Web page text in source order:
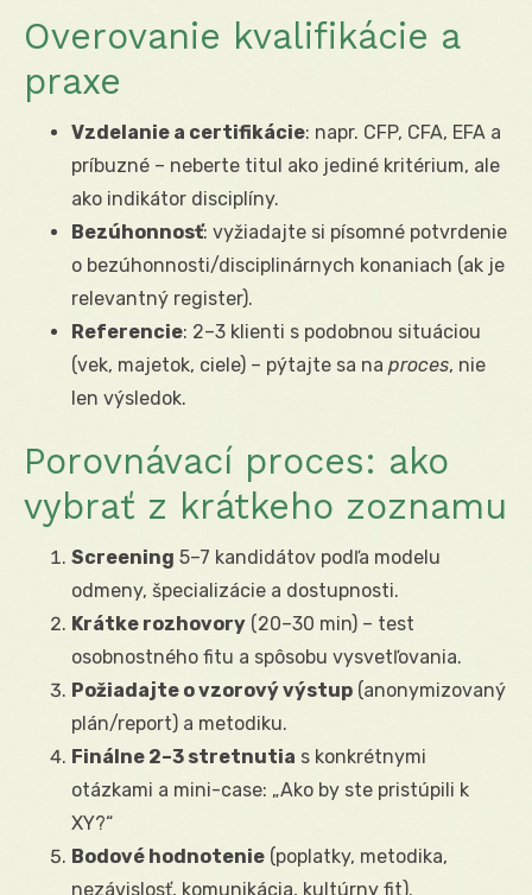
Overovanie kvalifikácie a
praxe
Vzdelanie a certifikácie: napr. CFP, CFA, EFA a
príbuzné – neberte titul ako jediné kritérium, ale
ako indikátor disciplíny.
Bezúhonnosť: vyžiadajte si písomné potvrdenie
o bezúhonnosti/disciplinárnych konaniach (ak je
relevantný register).
Referencie: 2–3 klienti s podobnou situáciou
(vek, majetok, ciele) – pýtajte sa na proces, nie
len výsledok.
Porovnávací proces: ako
vybrať z krátkeho zoznamu
Screening 5–7 kandidátov podľa modelu
odmeny, špecializácie a dostupnosti.
Krátke rozhovory (20–30 min) – test
osobnostného fitu a spôsobu vysvetľovania.
Požiadajte o vzorový výstup (anonymizovaný
plán/report) a metodiku.
Finálne 2–3 stretnutia s konkrétnymi
otázkami a mini-case: „Ako by ste pristúpili k
XY?“
Bodové hodnotenie (poplatky, metodika,
nezávislosť, komunikácia, kultúrny fit).